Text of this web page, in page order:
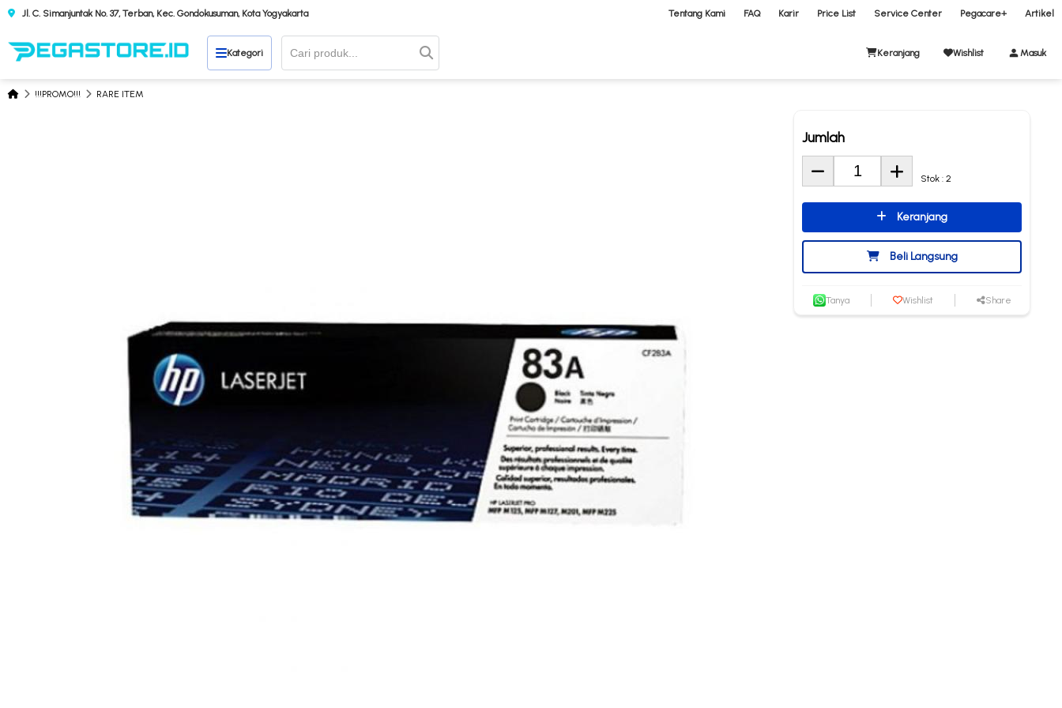
Jl. C. Simanjuntak No. 37, Terban, Kec. Gondokusuman, Kota Yogyakarta Tentang Kami FAQ Karir Price List Service Center Pegacare+ Artikel
Kategori Keranjang Wishlist Masuk
!!!PROMO!!! RARE ITEM
Jumlah
Stok : 2
Keranjang
Beli Langsung
Tanya Wishlist Share